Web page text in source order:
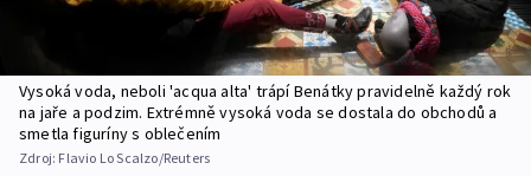
Vysoká voda, neboli 'acqua alta' trápí Benátky pravidelně každý rok
na jaře a podzim. Extrémně vysoká voda se dostala do obchodů a
smetla figuríny s oblečením
Zdroj: Flavio Lo Scalzo/Reuters